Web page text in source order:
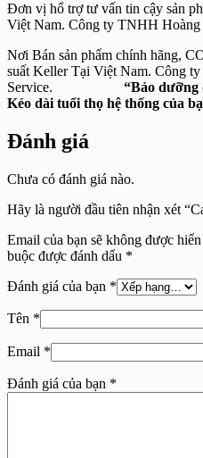
Đơn vị hổ trợ tư vấn tin cậy sản
Việt Nam. Công ty TNHH Hoàng
Nơi Bán sản phẩm chính hãng,
suất Keller Tại Việt Nam. Công
Service.
“Bảo dưỡng
Kéo dài tuổi thọ hệ thống của
Đánh giá
Chưa có đánh giá nào.
Hãy là người đầu tiên nhận xét
Email của bạn sẽ không được
buộc được đánh dấu *
Đánh giá của bạn *
Tên *
Email *
Đánh giá của bạn *